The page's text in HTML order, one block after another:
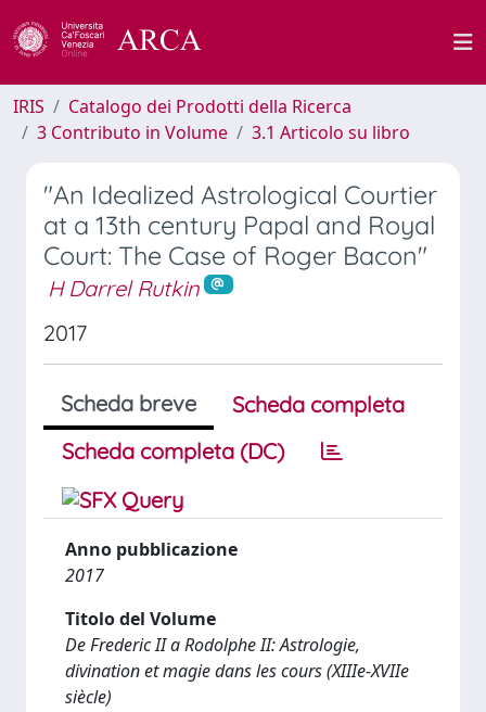
IRIS
Catalogo dei Prodotti della Ricerca
3 Contributo in Volume
3.1 Articolo su libro
"An Idealized Astrological Courtier
at a 13th century Papal and Royal
Court: The Case of Roger Bacon"
H Darrel Rutkin
2017
Scheda breve
Scheda completa
Scheda completa (DC)
Anno pubblicazione
2017
Titolo del Volume
De Frederic II a Rodolphe II: Astrologie,
divination et magie dans les cours (XIIIe-XVIIe
siècle)